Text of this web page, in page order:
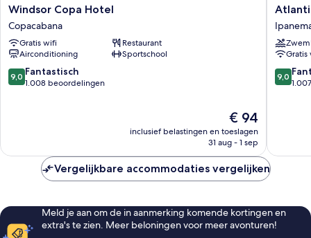
Windsor
Copa
Hotel
Copacabana
Windsor Copa Hotel
Copacabana
Gratis wifi
Restaurant
Airconditioning
Sportschool
9.0
van
9,0 Fantastisch
1.008 beoordelingen
De
prijs
is
€ 94
inclusief belastingen en toeslagen
31 aug - 1 sep
Atlantis
Hotel
Gratis
9.0
van
9,0
Vergelijkbare accommodaties vergelijken
Meld je aan om de in aanmerking komende kortingen en
extra's te zien. Meer beloningen voor meer avonturen!